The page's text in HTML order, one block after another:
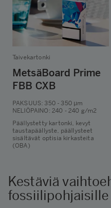
Taivekartonki
MetsäBoard Prime
FBB CXB
PAKSUUS: 350 - 350 μm
NELIÖPAINO : 240 - 240 g/m2
Päällystetty kartonki, kevyt
taustapäällyste, päällysteet
sisältävät optisia kirkasteita
(OBA)
Kestäviä